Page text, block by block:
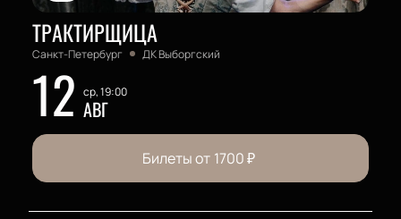
ТРАКТИРЩИЦА
Санкт-Петербург ДК Выборгский
12 ср, 19:00
АВГ
Билеты от 1700₽